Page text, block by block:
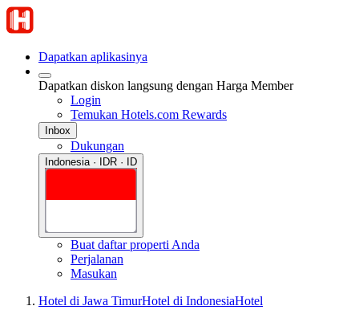
Dapatkan aplikasinya
Dapatkan diskon langsung dengan Harga Member
Login
Temukan Hotels.com Rewards
Inbox
Dukungan
Indonesia · IDR · ID
Buat daftar properti Anda
Perjalanan
Masukan
Hotel di Jawa TimurHotel di IndonesiaHotel